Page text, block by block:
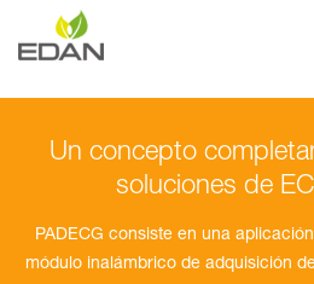
Un concepto
soluciones de
PADECG consiste en una
módulo inalámbrico de adquisición